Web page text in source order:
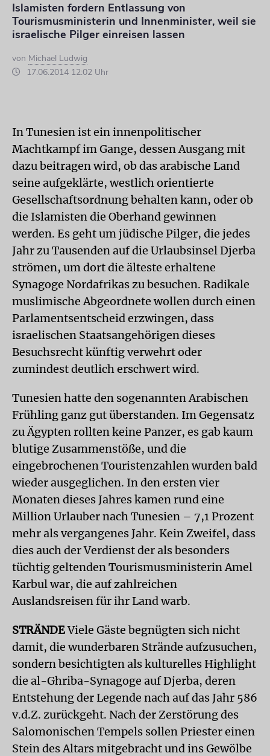
Islamisten fordern Entlassung von
Tourismusministerin und Innenminister, weil sie
israelische Pilger einreisen lassen
von Michael Ludwig
17.06.2014 12:02 Uhr
In Tunesien ist ein innenpolitischer
Machtkampf im Gange, dessen Ausgang mit
dazu beitragen wird, ob das arabische Land
seine aufgeklärte, westlich orientierte
Gesellschaftsordnung behalten kann, oder ob
die Islamisten die Oberhand gewinnen
werden. Es geht um jüdische Pilger, die jedes
Jahr zu Tausenden auf die Urlaubsinsel Djerba
strömen, um dort die älteste erhaltene
Synagoge Nordafrikas zu besuchen. Radikale
muslimische Abgeordnete wollen durch einen
Parlamentsentscheid erzwingen, dass
israelischen Staatsangehörigen dieses
Besuchsrecht künftig verwehrt oder
zumindest deutlich erschwert wird.
Tunesien hatte den sogenannten Arabischen
Frühling ganz gut überstanden. Im Gegensatz
zu Ägypten rollten keine Panzer, es gab kaum
blutige Zusammenstöße, und die
eingebrochenen Touristenzahlen wurden bald
wieder ausgeglichen. In den ersten vier
Monaten dieses Jahres kamen rund eine
Million Urlauber nach Tunesien – 7,1 Prozent
mehr als vergangenes Jahr. Kein Zweifel, dass
dies auch der Verdienst der als besonders
tüchtig geltenden Tourismusministerin Amel
Karbul war, die auf zahlreichen
Auslandsreisen für ihr Land warb.
STRÄNDEViele Gäste begnügten sich nicht
damit, die wunderbaren Strände aufzusuchen,
sondern besichtigten als kulturelles Highlight
die al-Ghriba-Synagoge auf Djerba, deren
Entstehung der Legende nach auf das Jahr 586
v.d.Z. zurückgeht. Nach der Zerstörung des
Salomonischen Tempels sollen Priester einen
Stein des Altars mitgebracht und ins Gewölbe